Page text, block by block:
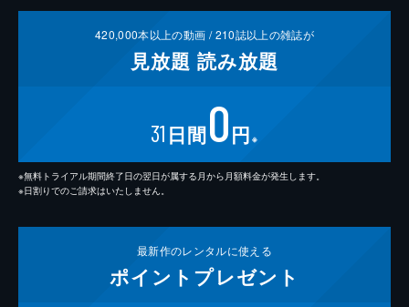
420,000本以上の動画 /210誌以上の雑誌が
見放題 読み放題
31 日間0円 ※
※無料トライアル期間終了日の翌日が属する月から月額料金が発生します。
※日割りでのご請求はいたしません。
最新作のレンタルに使える
ポイント プレゼント